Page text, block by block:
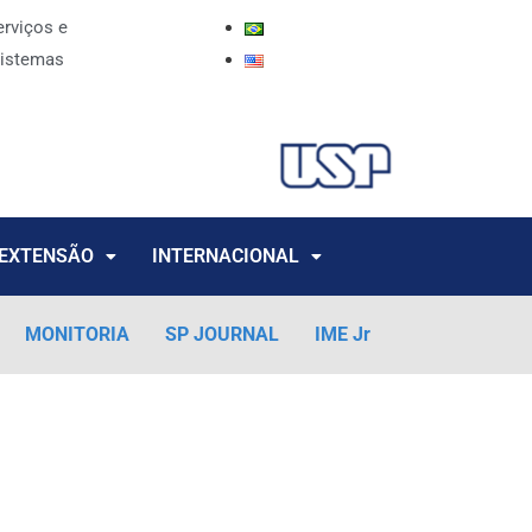
e
EXTENSÃO INTERNACIONAL
MONITORIA SP JOURNAL IME Jr